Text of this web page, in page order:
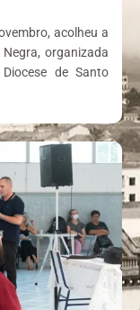
acolheu a
organizada
de Santo